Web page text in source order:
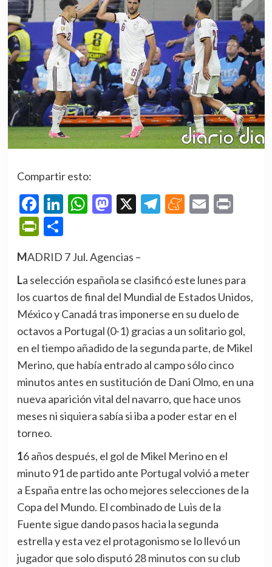
Compartir esto:
Facebook
LinkedIn
WhatsApp
Mastodon
X Telegram
Meneame
Email
PrintFriendly
Compartir
MADRID 7 Jul. Agencias –
La selección española se clasificó este lunes para
los cuartos de final del Mundial de Estados Unidos,
México y Canadá tras imponerse en su duelo de
octavos a Portugal (0-1) gracias a un solitario gol,
en el tiempo añadido de la segunda parte, de Mikel
Merino, que había entrado al campo sólo cinco
minutos antes en sustitución de Dani Olmo, en una
nueva aparición vital del navarro, que hace unos
meses ni siquiera sabía si iba a poder estar en el
torneo.
16 años después, el gol de Mikel Merino en el
minuto 91 de partido ante Portugal volvió a meter
a España entre las ocho mejores selecciones de la
Copa del Mundo. El combinado de Luis de la
Fuente sigue dando pasos hacia la segunda
estrella y esta vez el protagonismo se lo llevó un
jugador que solo disputó 28 minutos con su club